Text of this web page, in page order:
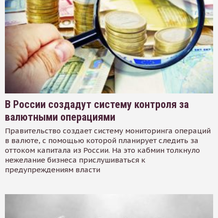
В России создадут систему контроля за
валютными операциями
Правительство создает систему мониторинга операций
в валюте, с помощью которой планирует следить за
оттоком капитала из России. На это кабмин толкнуло
нежелание бизнеса прислушиваться к
предупреждениям власти